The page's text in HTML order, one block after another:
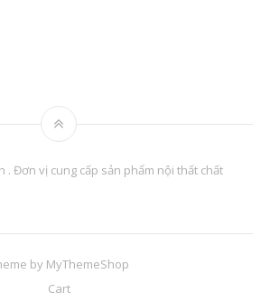
. Đơn vị cung cấp sản phẩm nội thất chất
by MyThemeShop
Cart